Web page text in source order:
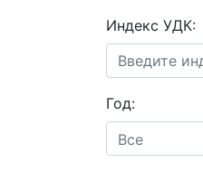
Индекс УДК:
Год:
Все